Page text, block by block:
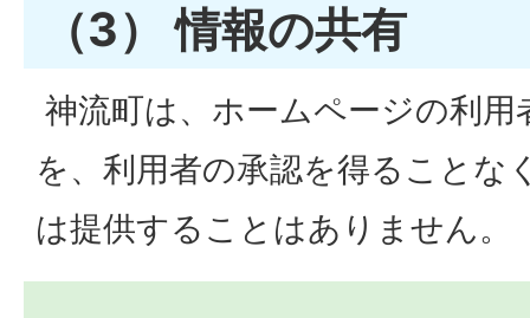
（3） 情報の共有
神流町は、ホームページの利用
を、利用者の承認を得ることな
は提供することはありません。